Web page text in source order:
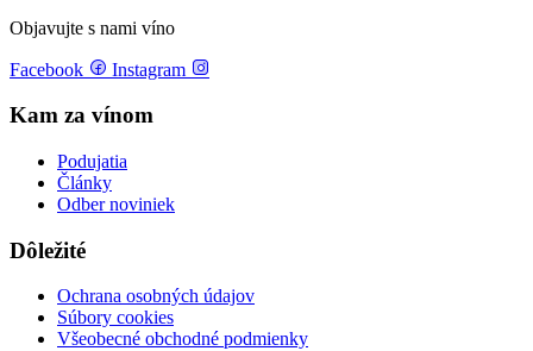
Objavujte s nami víno
Facebook Instagram
Kam za vínom
Podujatia
Články
Odber noviniek
Dôležité
Ochrana osobných údajov
Súbory cookies
Všeobecné obchodné podmienky